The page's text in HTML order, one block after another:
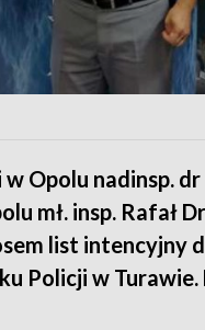
Opolu nadinsp.
mł. insp. Rafał
list intencyjny
Policji w Turawie.